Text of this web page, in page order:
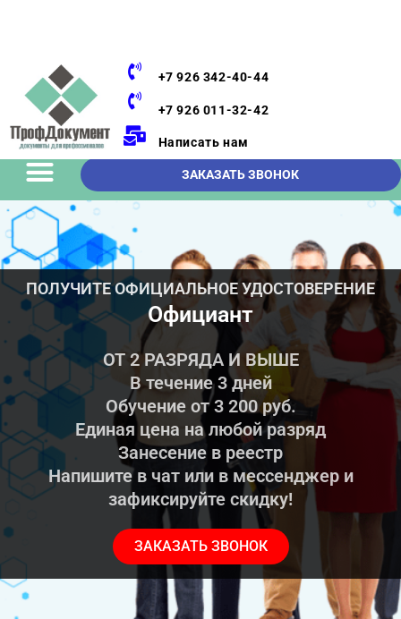
+7 926 342-40-44
+7 926 011-32-42
Написать нам
ЗАКАЗАТЬ ЗВОНОК
ПОЛУЧИТЕ ОФИЦИАЛЬНОЕ УДОСТОВЕРЕНИЕ
Официант
ОТ 2 РАЗРЯДА И ВЫШЕ
В течение 3 дней
Обучение от 3 200 руб.
Единая цена на любой разряд
Занесение в реестр
Напишите в чат или в мессенджер и
зафиксируйте скидку!
ЗАКАЗАТЬ ЗВОНОК